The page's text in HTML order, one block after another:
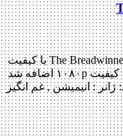
دانلود فیلم The Breadwinner 2017 The Breadwinner 2017 با کیفیت
۷۲۰p Web-dl پیش نمایش فیلم اضافه شد کیفیت ۱۰۸۰p اضافه شد
ژانر : انیمیشن , غم انگیز